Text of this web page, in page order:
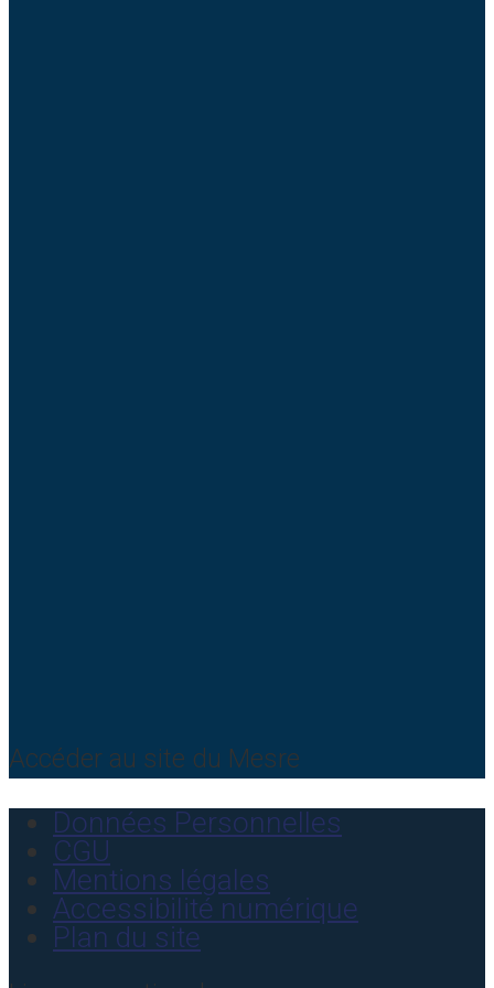
Accéder au site du Mesre
Données Personnelles
CGU
Mentions légales
Accessibilité numérique
Plan du site